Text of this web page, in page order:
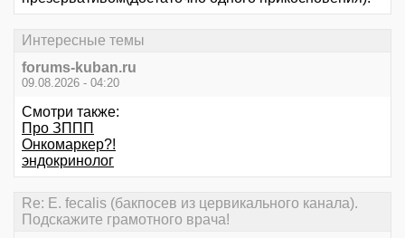
Интересные темы
forums-kuban.ru
09.08.2026 - 04:20
Смотри также:
Про ЗППП
Онкомаркер?!
эндокринолог
Re: E. fecalis (бакпосев из цервикального канала).
Подскажите грамотного врача!